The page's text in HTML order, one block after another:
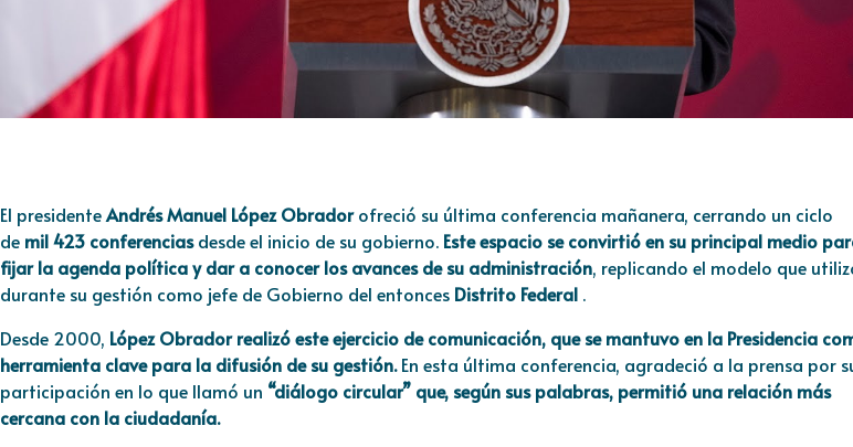
El presidenteAndrés Manuel López Obradorofreció su última conferencia mañanera, cerrando un ciclo
de mil 423 conferenciasdesde el inicio de su gobierno. Este espacio se convirtió en su principal medio
fijar la agenda política y dar a conocer los avances de su administración, replicando el modelo que
durante su gestión como jefe de Gobierno del entonces Distrito Federal .
Desde 2000, López Obrador realizó este ejercicio de comunicación, que se mantuvo en la Presidencia
herramienta clave para la difusión de su gestión.En esta última conferencia, agradeció a la prensa por
participación en lo que llamó un “diálogo circular” que, según sus palabras, permitió una relación más
cercana con la ciudadanía.